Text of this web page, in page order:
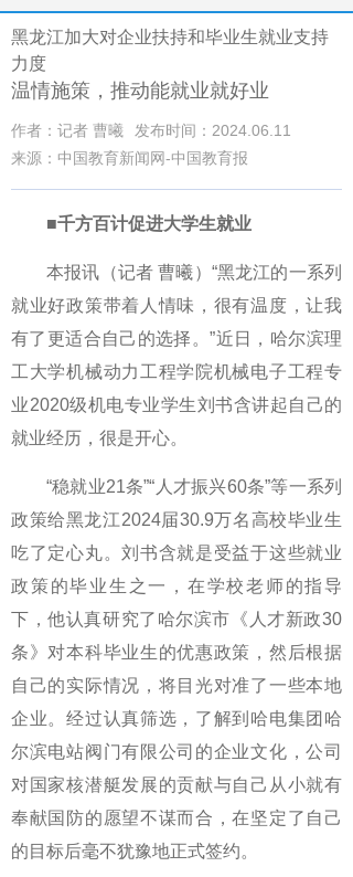
黑龙江加大对企业扶持和毕业生就业支持
力度
温情施策，推动能就业就好业
作者：记者 曹曦
发布时间：2024.06.11
来源：中国教育新闻网-中国教育报
■千方百计促进大学生就业
本报讯（记者 曹曦）“黑龙江的一系列
就业好政策带着人情味，很有温度，让我
有了更适合自己的选择。”近日，哈尔滨理
工大学机械动力工程学院机械电子工程专
业2020级机电专业学生刘书含讲起自己的
就业经历，很是开心。
“稳就业21条”“人才振兴60条”等一系列
政策给黑龙江2024届30.9万名高校毕业生
吃了定心丸。刘书含就是受益于这些就业
政策的毕业生之一，在学校老师的指导
下，他认真研究了哈尔滨市《人才新政30
条》对本科毕业生的优惠政策，然后根据
自己的实际情况，将目光对准了一些本地
企业。经过认真筛选，了解到哈电集团哈
尔滨电站阀门有限公司的企业文化，公司
对国家核潜艇发展的贡献与自己从小就有
奉献国防的愿望不谋而合，在坚定了自己
的目标后毫不犹豫地正式签约。